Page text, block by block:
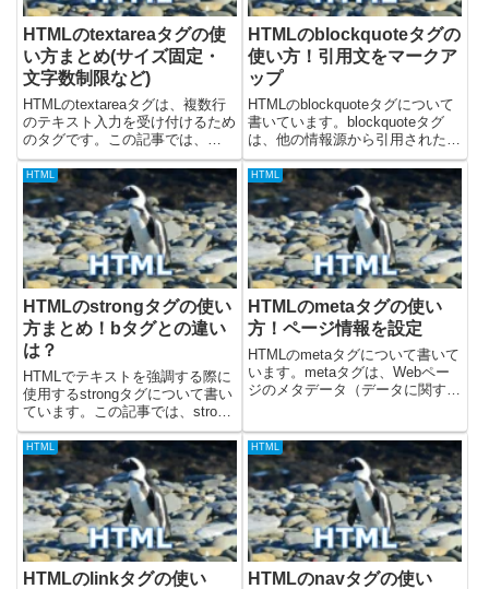
HTMLのtextareaタグの使
い方まとめ(サイズ固定・
文字数制限など)
HTMLのtextareaタグは、複数行
のテキスト入力を受け付けるため
のタグです。この記事では、
textareaタグの基本的な使い方な
どについて、解説しています。
textareaタグの基本的な使い方
textareaタグは、開始タグと終了
タグ...
HTMLのblockquoteタグの
使い方！引用文をマークア
ップ
HTMLのblockquoteタグについて
書いています。blockquoteタグ
は、他の情報源から引用された長
い引用文（ブロックレベルの引
用）を示すために使用されます。
単にテキストをインデントするた
めではなく、引用元が明確で、引
用文が本文の...
HTML
HTMLのstrongタグの使い
方まとめ！bタグとの違い
は？
HTMLでテキストを強調する際に
使用するstrongタグについて書い
ています。この記事では、strong
タグの使い方と、類似のbタグと
の違いについて解説します。
strongタグとはstrongタグは、テ
キストの重要性や強調を表すため
に使用さ...
HTML
HTMLのmetaタグの使い
方！ページ情報を設定
HTMLのmetaタグについて書いて
います。metaタグは、Webペー
ジのメタデータ（データに関する
す。metaタグ自体はWebページ
に直接表示されませんが、文字エ
ンコーディン...
HTML
HTMLのlinkタグの使い
HTML
HTMLのnavタグの使い